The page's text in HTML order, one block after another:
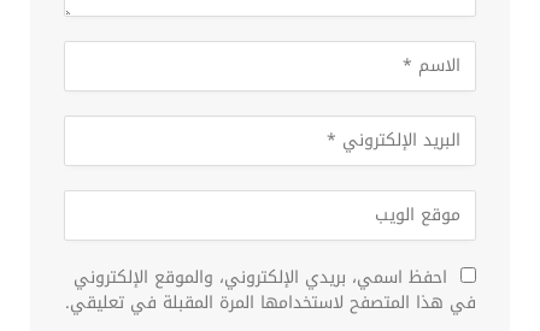
احفظ اسمي، بريدي الإلكتروني، والموقع الإلكتروني
في هذا المتصفح لاستخدامها المرة المقبلة في تعليقي.